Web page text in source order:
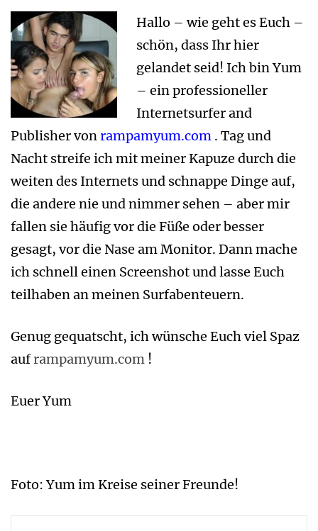
Hallo – wie geht es Euch –
schön, dass Ihr hier
gelandet seid! Ich bin Yum
– ein professioneller
Internetsurfer and
Publisher vonrampamyum.com . Tag und
Nacht streife ich mit meiner Kapuze durch die
weiten des Internets und schnappe Dinge auf,
die andere nie und nimmer sehen – aber mir
fallen sie häufig vor die Füße oder besser
gesagt, vor die Nase am Monitor. Dann mache
ich schnell einen Screenshot und lasse Euch
teilhaben an meinen Surfabenteuern.
Genug gequatscht, ich wünsche Euch viel Spaz
auframpamyum.com !
Euer Yum
Foto: Yum im Kreise seiner Freunde!